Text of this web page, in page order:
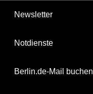
Newsletter
Notdienste
Berlin.de-Mail buchen